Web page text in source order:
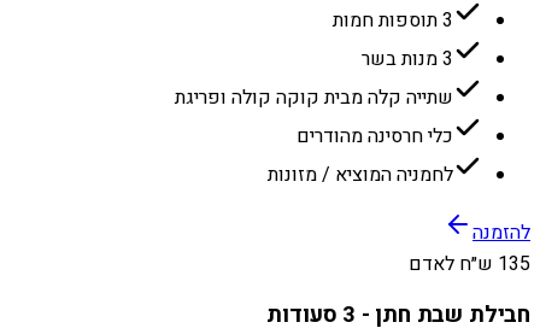
3 תוספות חמות
3 מנות בשר
שתייה קלה מבית קוקה קולה ופריגת
כלי חרסינה מהודרים
לחמניה המוציא / מזונות
להזמנה
135 ש״ח לאדם
חבילת שבת חתן - 3 סעודות